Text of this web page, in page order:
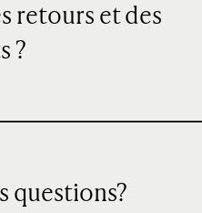
retours et des
?
questions?